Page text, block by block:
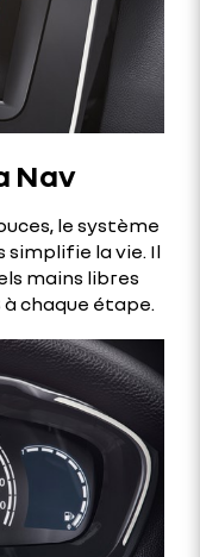
Nav
le système
simplifie la vie. Il
mains libres
à chaque étape.